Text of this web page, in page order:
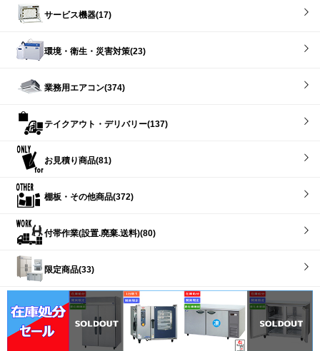
サービス機器(17)
環境・衛生・災害対策(23)
業務用エアコン(374)
テイクアウト・デリバリー(137)
お見積り商品(81)
棚板・その他商品(372)
付帯作業(設置.廃棄.送料)(80)
限定商品(33)